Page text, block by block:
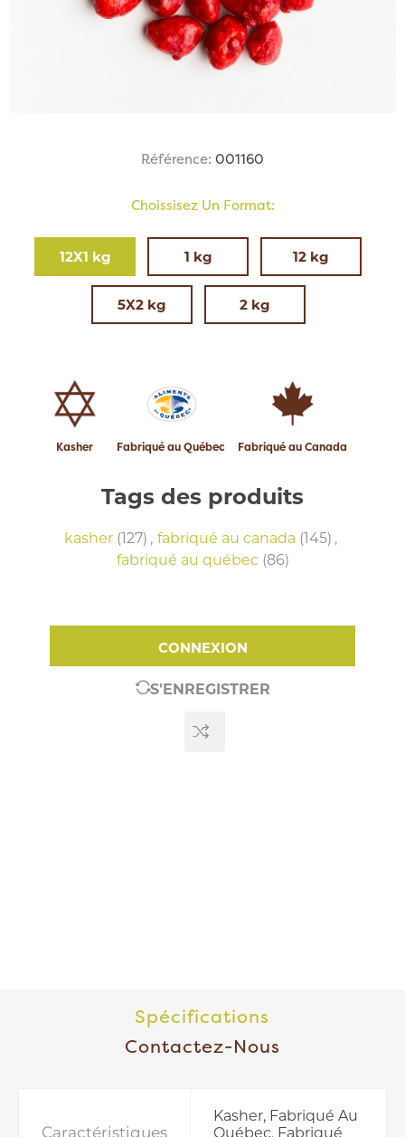
Référence: 001160
Choissisez Un Format:
12X1 kg 1 kg 12 kg
5X2 kg 2 kg
Kasher Fabriqué au Québec Fabriqué au Canada
Tags des produits
kasher (127) , fabriqué au canada (145) ,
fabriqué au québec (86)
CONNEXION
S'ENREGISTRER
Spécifications
Contactez-Nous
Caractéristiques
Kasher, Fabriqué Au
Québec, Fabriqué